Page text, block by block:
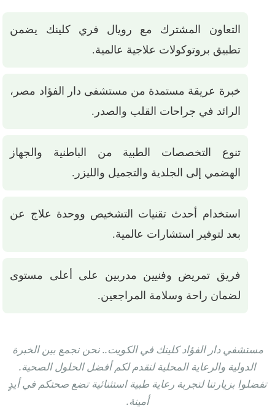
التعاون المشترك مع رويال فري كلينك يضمن
تطبيق بروتوكولات علاجية عالمية.
خبرة عريقة مستمدة من مستشفى دار الفؤاد مصر،
الرائد في جراحات القلب والصدر.
تنوع التخصصات الطبية من الباطنية والجهاز
الهضمي إلى الجلدية والتجميل والليزر.
استخدام أحدث تقنيات التشخيص ووحدة علاج عن
بعد لتوفير استشارات عالمية.
فريق تمريض وفنيين مدربين على أعلى مستوى
لضمان راحة وسلامة المراجعين.
مستشفي دار الفؤاد كلينك في الكويت.. نحن نجمع بين الخبرة
الدولية والرعاية المحلية لنقدم لكم أفضل الحلول الصحية.
تفضلوا بزيارتنا لتجربة رعاية طبية استثنائية تضع صحتكم في أيدٍ
أمينة.